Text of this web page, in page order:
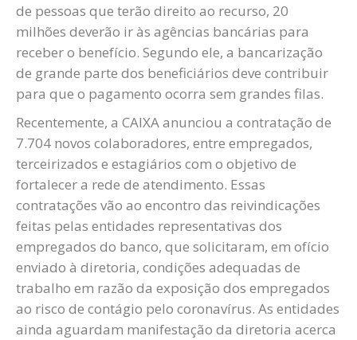
de pessoas que terão direito ao recurso, 20
milhões deverão ir às agências bancárias para
receber o benefício. Segundo ele, a bancarização
de grande parte dos beneficiários deve contribuir
para que o pagamento ocorra sem grandes filas.
Recentemente, a CAIXA anunciou a contratação de
7.704 novos colaboradores, entre empregados,
terceirizados e estagiários com o objetivo de
fortalecer a rede de atendimento. Essas
contratações vão ao encontro das reivindicações
feitas pelas entidades representativas dos
empregados do banco, que solicitaram, em ofício
enviado à diretoria, condições adequadas de
trabalho em razão da exposição dos empregados
ao risco de contágio pelo coronavírus. As entidades
ainda aguardam manifestação da diretoria acerca